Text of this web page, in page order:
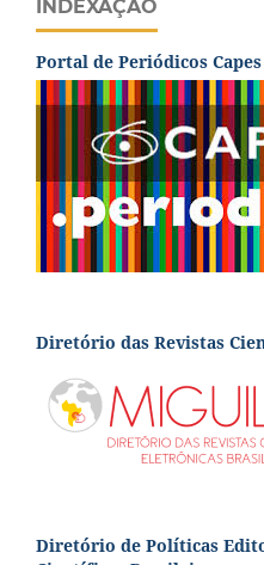
INDEXAÇÃO
Portal de Periódicos Capes
Diretório das Revistas
Diretório de Políticas